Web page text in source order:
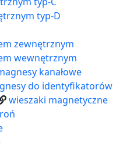
typ-D
zewnętrznym
wewnętrznym
kanałowe
do identyfikatorów
wieszaki magnetyczne